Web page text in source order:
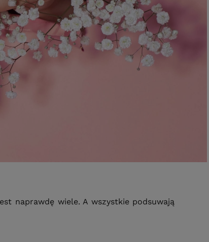
naprawdę wiele. A wszystkie podsuwają